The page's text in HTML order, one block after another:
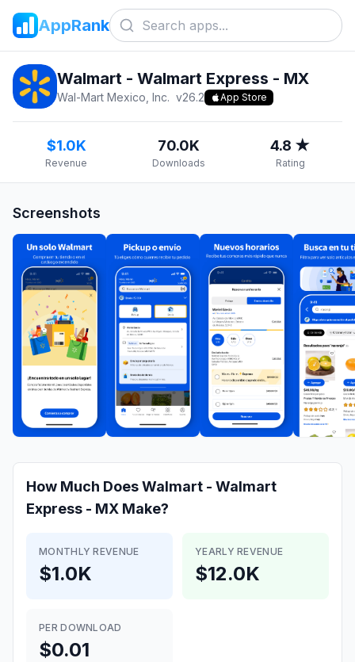
AppRank
Walmart - Walmart Express - MX
Wal-Mart Mexico, Inc. v26.2 App Store
$1.0K
Revenue
70.0K
Downloads
4.8 ★
Rating
Screenshots
How Much DoesWalmart - Walmart
Express - MX Make?
MONTHLY REVENUE
$1.0K
YEARLY REVENUE
$12.0K
PER DOWNLOAD
$0.01